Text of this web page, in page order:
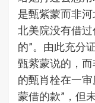
是甄紫蒙而非
北美院没有借
的”。由此充分
甄紫蒙说的，
的甄肖栓在一
蒙借的款”，但